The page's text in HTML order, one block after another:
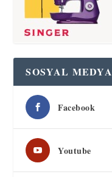
SOSYAL MEDYA
Facebook
Youtube